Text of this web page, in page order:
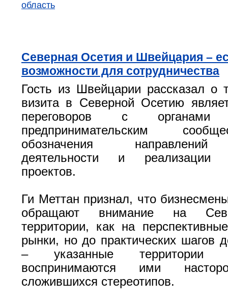
область
Северная Осетия и Швейцария –
возможности для сотрудничества
Гость из Швейцарии рассказал о
визита в Северной Осетию
переговоров с
предпринимательским
обозначения направлений
деятельности и реализации
проектов.
Ги Меттан признал, что
обращают внимание на
территории, как на
рынки, но до практических шагов
– указанные территории
воспринимаются ими
сложившихся стереотипов.